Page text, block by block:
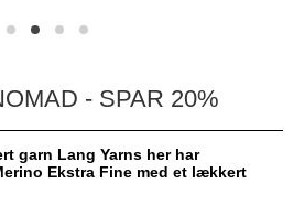
- SPAR 20%
garn Lang Yarns her har
Ekstra Fine med et lækkert